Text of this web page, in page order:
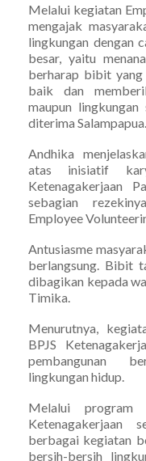
Melalui kegiatan
mengajak
lingkungan dengan
besar, yaitu
berharap bibit
baik dan
maupun
diterima
Andhika
atas inisiatif
Ketenagakerjaan
sebagian
Employee
Antusiasme
berlangsung. Bibit
dibagikan kepada
Timika.
Menurutnya,
BPJS
pembangunan
lingkungan hidup.
Melalui program
Ketenagakerjaan
berbagai kegiatan
bersih-bersih